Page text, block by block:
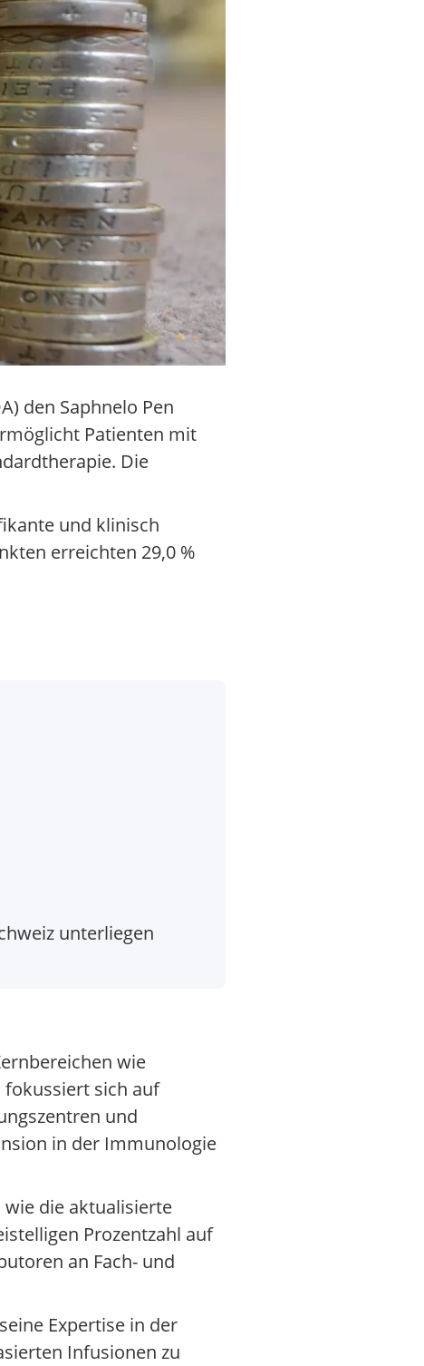
den Saphnelo Pen
Patienten mit
Die
und klinisch
erreichten 29,0 %
unterliegen
wie
sich auf
und
in der Immunologie
die aktualisierte
Prozentzahl auf
an Fach- und
Expertise in der
Infusionen zu